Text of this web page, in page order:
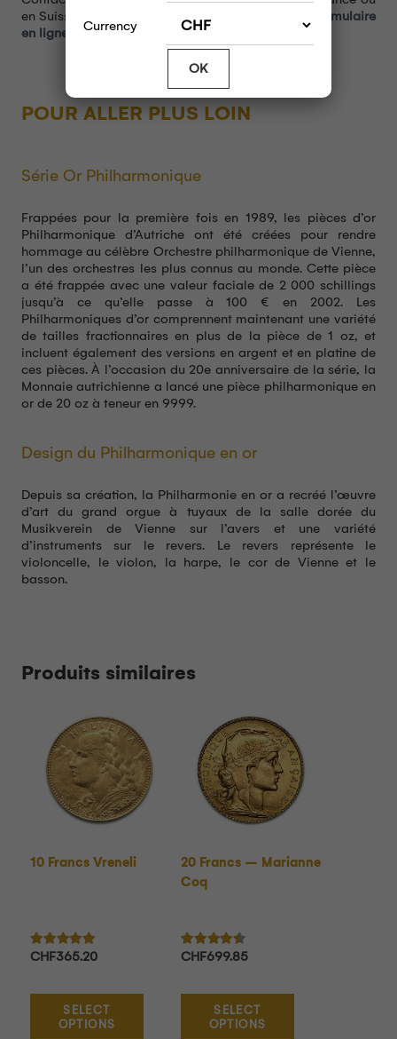
en Suisse, ou posez vos questions grâce à notre
formulaire
en ligne.
POUR ALLER PLUS LOIN
Série Or Philharmonique
Frappées pour la première fois en 1989, les pièces d’or
Philharmonique d’Autriche ont été créées pour rendre
hommage au célèbre Orchestre philharmonique de Vienne,
l’un des orchestres les plus connus au monde. Cette pièce
a été frappée avec une valeur faciale de 2 000 schillings
jusqu’à ce qu’elle passe à 100 € en 2002. Les
Philharmoniques d’or comprennent maintenant une variété
de tailles fractionnaires en plus de la pièce de 1 oz, et
incluent également des versions en argent et en platine de
ces pièces. À l’occasion du 20e anniversaire de la série, la
Monnaie autrichienne a lancé une pièce philharmonique en
or de 20 oz à teneur en 9999.
Design du Philharmonique en or
Depuis sa création, la Philharmonie en or a recréé l’œuvre
d’art du grand orgue à tuyaux de la salle dorée du
Musikverein de Vienne sur l’avers et une variété
d’instruments sur le revers. Le revers représente le
violoncelle, le violon, la harpe, le cor de Vienne et le
basson.
Produits similaires
10 Francs Vreneli
Note5.00sur 5
CHF365.20
SELECT
OPTIONS
20 Francs – Marianne
Coq
Note4.29sur 5
CHF699.85
SELECT
OPTIONS
Currency
OK